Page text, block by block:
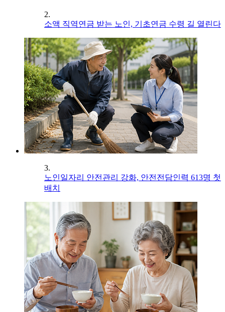
2.
소액 직역연금 받는 노인, 기초연금 수령 길 열린다
3.
노인일자리 안전관리 강화, 안전전담인력 613명 첫
배치